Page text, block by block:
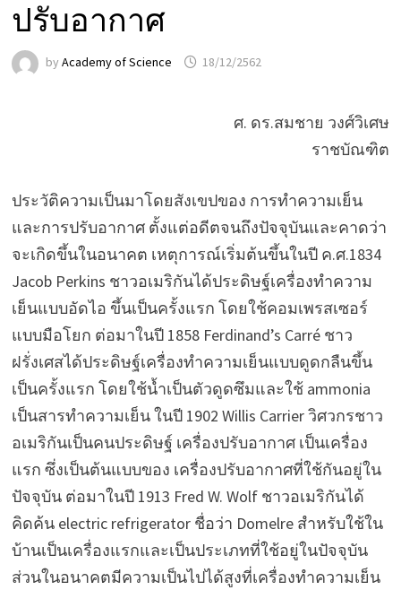
ปรับอากาศ
by Academy of Science 18/12/2562
ศ. ดร.สมชาย วงศ์วิเศษ
ราชบัณฑิต
ประวัติความเป็นมาโดยสังเขปของ การทำความเย็น
และการปรับอากาศ ตั้งแต่อดีตจนถึงปัจจุบันและคาดว่า
จะเกิดขึ้นในอนาคต เหตุการณ์เริ่มต้นขึ้นในปี ค.ศ.1834
Jacob Perkins ชาวอเมริกันได้ประดิษฐ์เครื่องทำความ
เย็นแบบอัดไอ ขึ้นเป็นครั้งแรก โดยใช้คอมเพรสเซอร์
แบบมือโยก ต่อมาในปี 1858 Ferdinand’s Carré ชาว
ฝรั่งเศสได้ประดิษฐ์เครื่องทำความเย็นแบบดูดกลืนขึ้น
เป็นครั้งแรก โดยใช้น้ำเป็นตัวดูดซึมและใช้ ammonia
เป็นสารทำความเย็น ในปี 1902 Willis Carrier วิศวกรชาว
อเมริกันเป็นคนประดิษฐ์ เครื่องปรับอากาศ เป็นเครื่อง
แรก ซึ่งเป็นต้นแบบของ เครื่องปรับอากาศที่ใช้กันอยู่ใน
ปัจจุบัน ต่อมาในปี 1913 Fred W. Wolf ชาวอเมริกันได้
คิดค้น electric refrigerator ชื่อว่า Domelre สำหรับใช้ใน
บ้านเป็นเครื่องแรกและเป็นประเภทที่ใช้อยู่ในปัจจุบัน
ส่วนในอนาคตมีความเป็นไปได้สูงที่เครื่องทำความเย็น